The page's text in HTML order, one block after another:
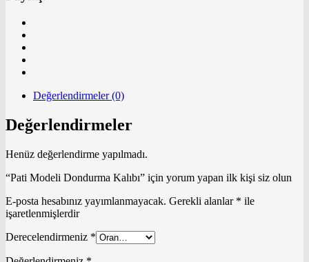
Değerlendirmeler (0)
Değerlendirmeler
Henüz değerlendirme yapılmadı.
“Pati Modeli Dondurma Kalıbı” için yorum yapan ilk kişi siz olun
E-posta hesabınız yayımlanmayacak. Gerekli alanlar * ile
işaretlenmişlerdir
Derecelendirmeniz *